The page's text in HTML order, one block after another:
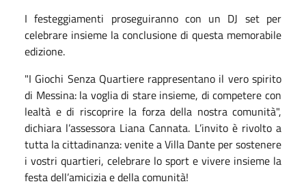
I festeggiamenti proseguiranno con un DJ set per
celebrare insieme la conclusione di questa memorabile
edizione.
"I Giochi Senza Quartiere rappresentano il vero spirito
di Messina: la voglia di stare insieme, di competere con
lealtà e di riscoprire la forza della nostra comunità",
dichiara l’assessora Liana Cannata. L’invito è rivolto a
tutta la cittadinanza: venite a Villa Dante per sostenere
i vostri quartieri, celebrare lo sport e vivere insieme la
festa dell’amicizia e della comunità!